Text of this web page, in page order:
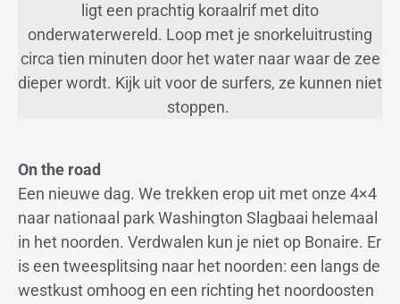
ligt een prachtig koraalrif met dito
onderwaterwereld. Loop met je snorkeluitrusting
circa tien minuten door het water naar waar de zee
dieper wordt. Kijk uit voor de surfers, ze kunnen niet
stoppen.
On the road
Een nieuwe dag. We trekken erop uit met onze 4×4
naar nationaal park Washington Slagbaai helemaal
in het noorden. Verdwalen kun je niet op Bonaire. Er
is een tweesplitsing naar het noorden: een langs de
westkust omhoog en een richting het noordoosten